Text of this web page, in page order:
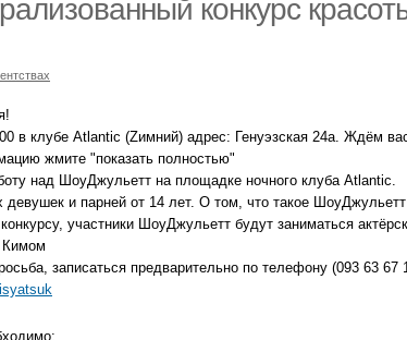
конкурс
в клубе Atlantic (Zимний) адрес: Генуэзская 24а. Ждём
жмите "показать полностью"
над ШоуДжульетт на площадке ночного клуба Atlantic.
и парней от 14 лет. О том, что такое ШоуДжульетт
участники ШоуДжульетт будут заниматься
Кимом
записаться предварительно по телефону (093 63 67